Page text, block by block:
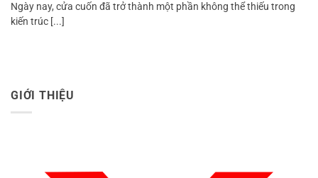
Ngày nay, cửa cuốn đã trở thành một phần không thể thiếu trong
kiến trúc [...]
GIỚI THIỆU